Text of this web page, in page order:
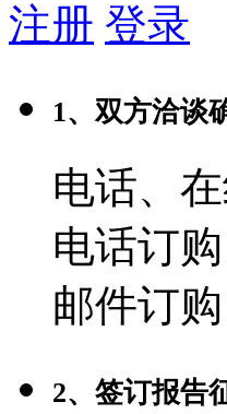
注册 登录
1、双方洽谈
电话、
电话订
邮件订购
2、签订报告